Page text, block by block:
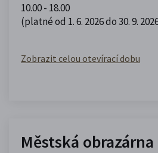
10.00 - 18.00
(platné od 1. 6. 2026 do 30. 9.
Zobrazit celou otevírací dobu
Městská